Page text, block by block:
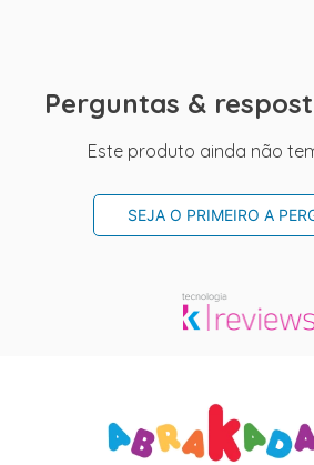
Perguntas &
Este produto ainda não
SEJA O PRIMEIRO A